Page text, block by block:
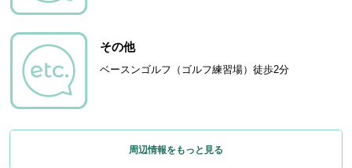
その他
ベースンゴルフ（ゴルフ練習場）徒歩2分
周辺情報をもっと見る